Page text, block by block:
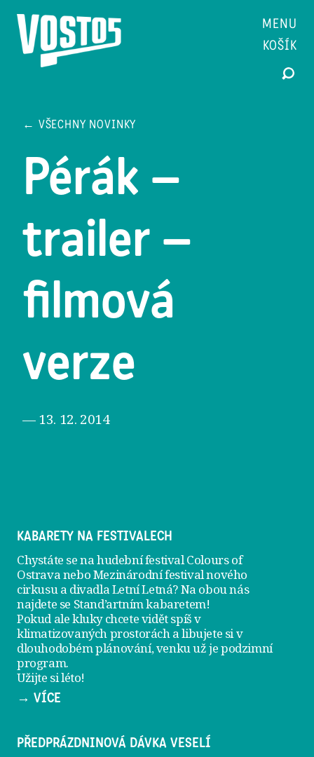
MENU
KOŠÍK
← VŠECHNY NOVINKY
Pérák –
trailer –
filmová
verze
— 13. 12. 2014
KABARETY NA FESTIVALECH
Chystáte se na hudební festival Colours of
Ostrava nebo Mezinárodní festival nového
cirkusu a divadla Letní Letná? Na obou nás
najdete se Stand’artním kabaretem!
Pokud ale kluky chcete vidět spíš v
klimatizovaných prostorách a libujete si v
dlouhodobém plánování, venku už jepodzimní
program.
Užijte si léto!
→ VÍCE
PŘEDPRÁZDNINOVÁ DÁVKA VESELÍ